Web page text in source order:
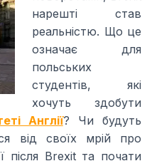
Outcomes.
нарешті став
реальністю. Що це
означає для
польських
студентів, які
хочуть здобути
Англії? Чи будуть
від своїх мрій про
після Brexit та почати